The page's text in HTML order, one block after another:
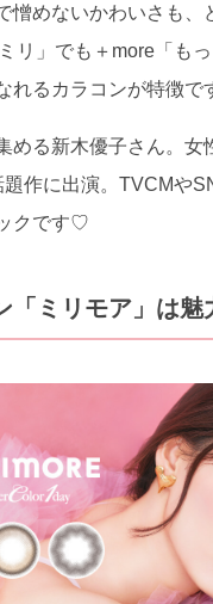
憎めないかわいさも
リ」でも＋more「も
るカラコンが特徴で
める新木優子さん。
作に出演。TVCMや
クです♡
ミリモア」は魅